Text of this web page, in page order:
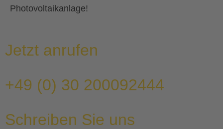
Photovoltaikanlage!
Jetzt anrufen
+49 (0) 30 200092444
Schreiben Sie uns